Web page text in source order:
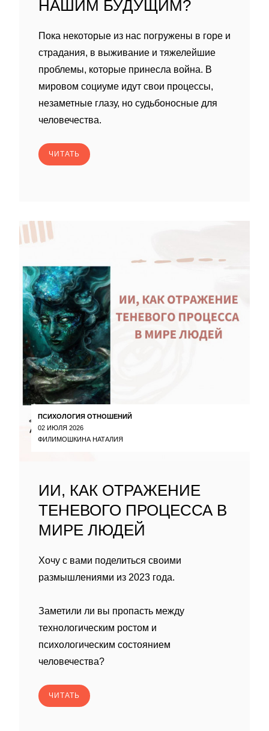
НАШИМ БУДУЩИМ?
Пока некоторые из нас погружены в горе и
страдания, в выживание и тяжелейшие
проблемы, которые принесла война. В
мировом социуме идут свои процессы,
незаметные глазу, но судьбоносные для
человечества.
ЧИТАТЬ
ПСИХОЛОГИЯ ОТНОШЕНИЙ
02 ИЮЛЯ 2026
ФИЛИМОШКИНА НАТАЛИЯ
ИИ, КАК ОТРАЖЕНИЕ
ТЕНЕВОГО ПРОЦЕССА В
МИРЕ ЛЮДЕЙ
Хочу с вами поделиться своими
размышлениями из 2023 года.
Заметили ли вы пропасть между
технологическим ростом и
психологическим состоянием
человечества?
ЧИТАТЬ